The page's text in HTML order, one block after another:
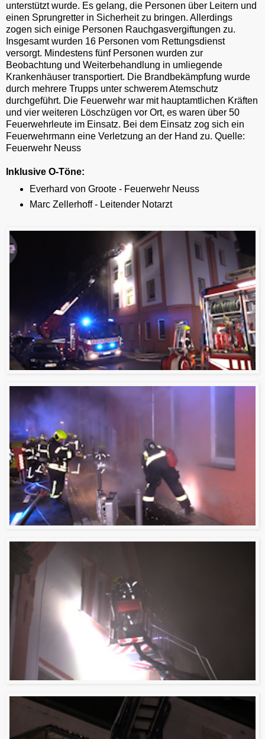
unterstützt wurde. Es gelang, die Personen über Leitern und
einen Sprungretter in Sicherheit zu bringen. Allerdings
zogen sich einige Personen Rauchgasvergiftungen zu.
Insgesamt wurden 16 Personen vom Rettungsdienst
versorgt. Mindestens fünf Personen wurden zur
Beobachtung und Weiterbehandlung in umliegende
Krankenhäuser transportiert. Die Brandbekämpfung wurde
durch mehrere Trupps unter schwerem Atemschutz
durchgeführt. Die Feuerwehr war mit hauptamtlichen Kräften
und vier weiteren Löschzügen vor Ort, es waren über 50
Feuerwehrleute im Einsatz. Bei dem Einsatz zog sich ein
Feuerwehrmann eine Verletzung an der Hand zu. Quelle:
Feuerwehr Neuss
Inklusive O-Töne:
Everhard von Groote - Feuerwehr Neuss
Marc Zellerhoff - Leitender Notarzt